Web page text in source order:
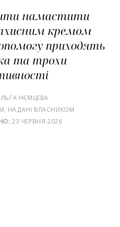
намастити
кремом
приходять
та трохи
НЄМЦЕВА
НАДАНІ ВЛАСНИКОМ
23 ЧЕРВНЯ 2026